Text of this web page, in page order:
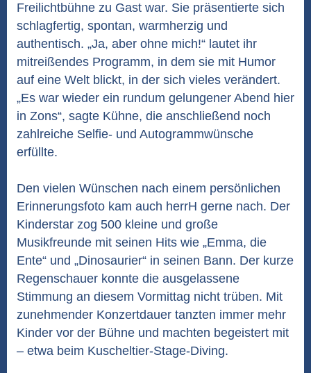
Freilichtbühne zu Gast war. Sie präsentierte sich
schlagfertig, spontan, warmherzig und
authentisch. „Ja, aber ohne mich!“ lautet ihr
mitreißendes Programm, in dem sie mit Humor
auf eine Welt blickt, in der sich vieles verändert.
„Es war wieder ein rundum gelungener Abend hier
in Zons“, sagte Kühne, die anschließend noch
zahlreiche Selfie- und Autogrammwünsche
erfüllte.
Den vielen Wünschen nach einem persönlichen
Erinnerungsfoto kam auch herrH gerne nach. Der
Kinderstar zog 500 kleine und große
Musikfreunde mit seinen Hits wie „Emma, die
Ente“ und „Dinosaurier“ in seinen Bann. Der kurze
Regenschauer konnte die ausgelassene
Stimmung an diesem Vormittag nicht trüben. Mit
zunehmender Konzertdauer tanzten immer mehr
Kinder vor der Bühne und machten begeistert mit
– etwa beim Kuscheltier-Stage-Diving.